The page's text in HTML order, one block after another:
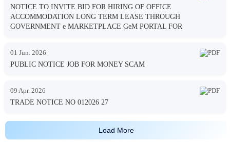
NOTICE TO INVITE BID FOR HIRING OF OFFICE
ACCOMMODATION LONG TERM LEASE THROUGH
GOVERNMENT e MARKETPLACE GeM PORTAL FOR
01 Jun. 2026
PUBLIC NOTICE JOB FOR MONEY SCAM
09 Apr. 2026
TRADE NOTICE NO 012026 27
Load More